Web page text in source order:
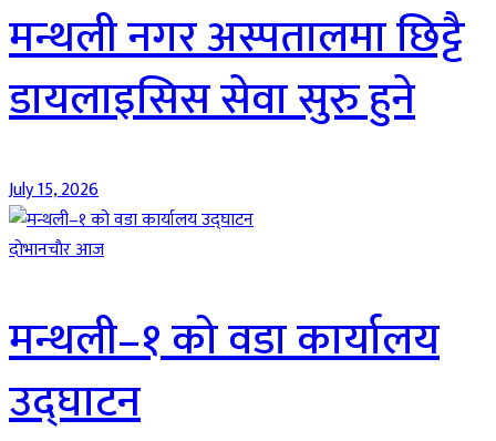
मन्थली नगर अस्पतालमा छिट्टै
डायलाइसिस सेवा सुरु हुने
July 15, 2026
दाेभानचाैर आज
मन्थली–१ को वडा कार्यालय
उद्घाटन